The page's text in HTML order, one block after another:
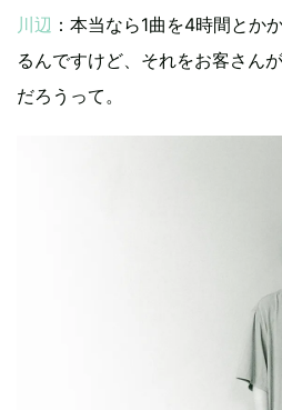
川辺 ：本当なら1曲を4時間とか
るんですけど、それをお客さん
だろうって。